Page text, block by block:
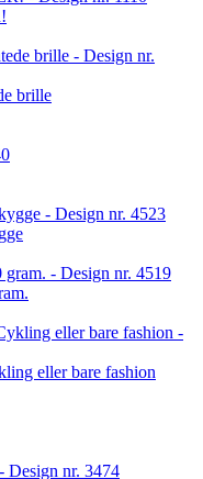
brille
eller bare fashion